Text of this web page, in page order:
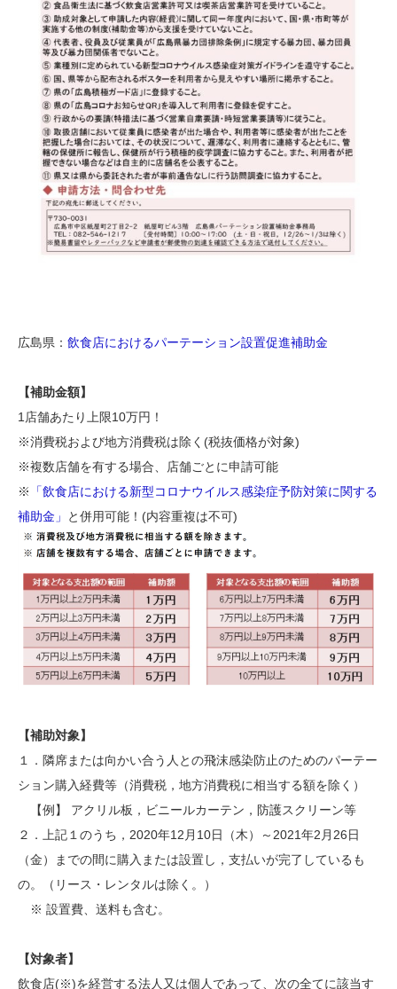
広島県： 飲食店におけるパーテーション設置促進補助金
【補助金額】
1店舗あたり上限10万円！
※消費税および地方消費税は除く(税抜価格が対象)
※複数店舗を有する場合、店舗ごとに申請可能
※
「飲食店における新型コロナウイルス感染症予防対策に関する
補助金」
と併用可能！(内容重複は不可)
【補助対象】
１．隣席または向かい合う人との飛沫感染防止のためのパーテー
ション購入経費等（消費税，地方消費税に相当する額を除く）
【例】 アクリル板，ビニールカーテン，防護スクリーン等
２．上記１のうち，2020年12月10日（木）～2021年2月26日
（金）までの間に購入または設置し，支払いが完了しているも
の。（リース・レンタルは除く。）
※ 設置費、送料も含む。
【対象者】
飲食店(※)を経営する法人又は個人であって、次の全てに該当す